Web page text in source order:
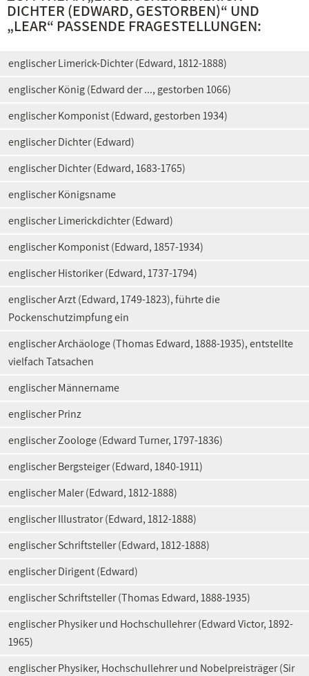
DICHTER (EDWARD, GESTORBEN)“ UND
„LEAR“ PASSENDE FRAGESTELLUNGEN:
englischer Limerick-Dichter (Edward, 1812-1888)
englischer König (Edward der ..., gestorben 1066)
englischer Komponist (Edward, gestorben 1934)
englischer Dichter (Edward)
englischer Dichter (Edward, 1683-1765)
englischer Königsname
englischer Limerickdichter (Edward)
englischer Komponist (Edward, 1857-1934)
englischer Historiker (Edward, 1737-1794)
englischer Arzt (Edward, 1749-1823), führte die
Pockenschutzimpfung ein
englischer Archäologe (Thomas Edward, 1888-1935), entstellte
vielfach Tatsachen
englischer Männername
englischer Prinz
englischer Zoologe (Edward Turner, 1797-1836)
englischer Bergsteiger (Edward, 1840-1911)
englischer Maler (Edward, 1812-1888)
englischer Illustrator (Edward, 1812-1888)
englischer Schriftsteller (Edward, 1812-1888)
englischer Dirigent (Edward)
englischer Schriftsteller (Thomas Edward, 1888-1935)
englischer Physiker und Hochschullehrer (Edward Victor, 1892-
1965)
englischer Physiker, Hochschullehrer und Nobelpreisträger (Sir